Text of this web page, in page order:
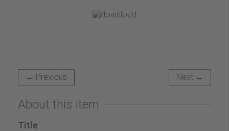
← Previous Next →
About this item
Title